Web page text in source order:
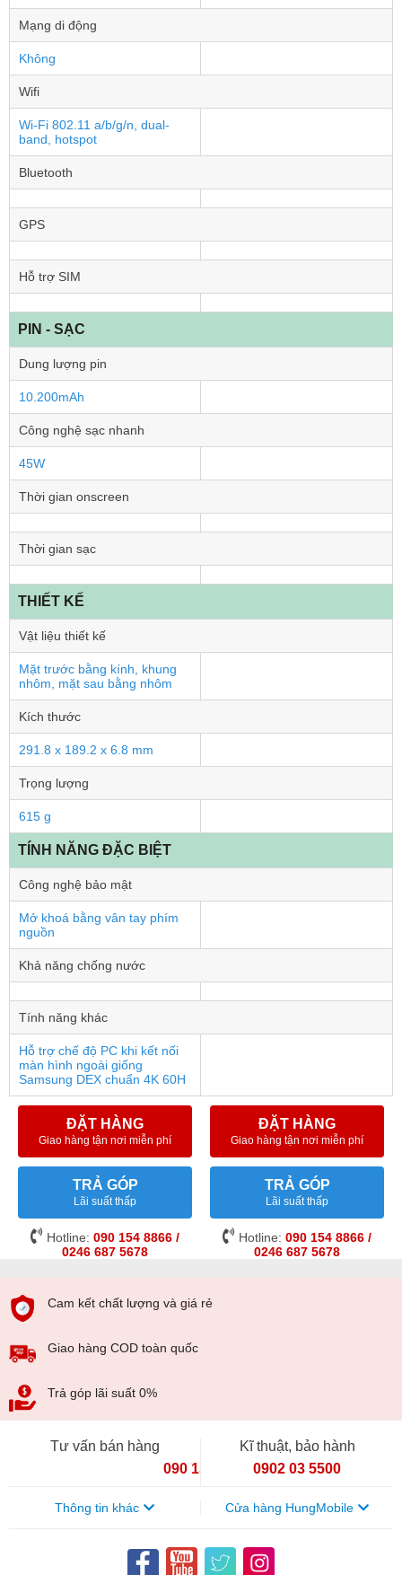
Mạng di động
Không
Wifi
Wi-Fi 802.11 a/b/g/n, dual-
band, hotspot
Bluetooth
GPS
Hỗ trợ SIM
PIN - SẠC
Dung lượng pin
10.200mAh
Công nghệ sạc nhanh
45W
Thời gian onscreen
Thời gian sạc
THIẾT KẾ
Vật liệu thiết kế
Mặt trước bằng kính, khung
nhôm, mặt sau bằng nhôm
Kích thước
291.8 x 189.2 x 6.8 mm
Trọng lượng
615 g
TÍNH NĂNG ĐẶC BIỆT
Công nghệ bảo mật
Mở khoá bằng vân tay phím
nguồn
Khả năng chống nước
Tính năng khác
Hỗ trợ chế độ PC khi kết nối
màn hình ngoài giống
Samsung DEX chuẩn 4K 60H
ĐẶT HÀNG
Giao hàng tận nơi miễn phí
TRẢ GÓP
Lãi suất thấp
Hotline: 090 154 8866 /
0246 687 5678
ĐẶT HÀNG
Giao hàng tận nơi miễn phí
TRẢ GÓP
Lãi suất thấp
Hotline: 090 154 8866 /
0246 687 5678
Cam kết chất lượng và giá rẻ
Giao hàng COD toàn quốc
Trả góp lãi suất 0%
Tư vấn bán hàng
090 154 8866
Kĩ thuật, bảo hành
0902 03 5500
Thông tin khác Cửa hàng HungMobile